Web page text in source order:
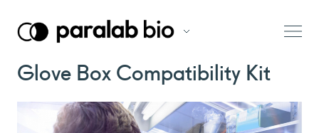
Glove Box Compatibility Kit